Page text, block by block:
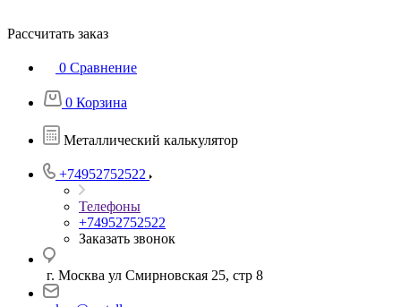
Рассчитать заказ
0 Сравнение
0 Корзина
Металлический калькулятор
+74952752522
Телефоны
+74952752522
Заказать звонок
г. Москва ул Смирновская 25, стр 8